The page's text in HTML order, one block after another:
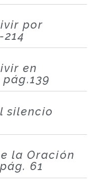
por
en
silencio
la Oración
61